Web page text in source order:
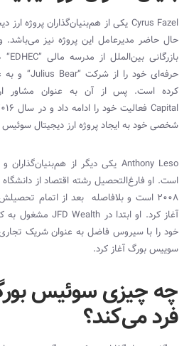
Cyrus Fazel یکی از هم‌بنیان‌گذاران پروژه
حال حاضر مدیرعامل این پروژه نیز
بازرگانی بین‌الملل از مدرسه مالی “EDHEC”
حرفه‌ای خود را از شرکت ““Julius Bear و به
کرده است. پس از آن به عنوان مشاور
Capital
شخصی خود به ایجاد پروژه ارز دیجیتال
Anthony Leso یکی دیگر از
است. او فارغ‌التحصیل رشته اقتصاد از دانشگاه
۲۰۰۸ است و بلافاصله بعد از اتمام
آغاز کرد. او ابتدا در JFD Wealth
خود را با سیروس فاضل به عنوان شریک تجاری
سوییس بورگ آغاز کرد.
چه چیزی سوئیس
فرد می‌کند؟